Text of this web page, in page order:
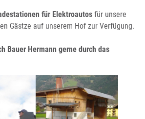
für Elektroautos für unsere
Gästze auf unserem Hof zur Verfügung.
Bauer Hermann gerne durch das